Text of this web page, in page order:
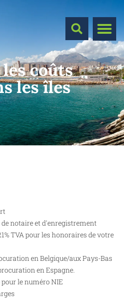
coûts
les îles
de notaire et d'enregistrement
TVA pour les honoraires de votre
en Belgique/aux Pays-Bas
en Espagne.
le numéro NIE